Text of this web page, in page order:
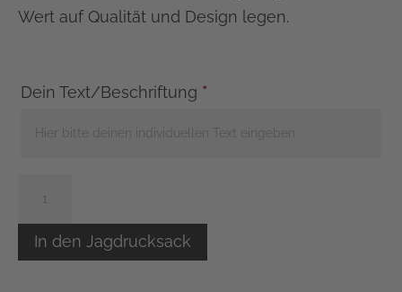
Wert auf Qualität und Design legen.
Dein Text/Beschriftung *
Jäger
und
In den Jagdrucksack